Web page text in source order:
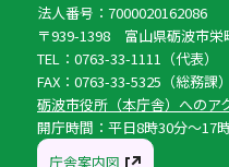
法人番号：7000020162086
〒939-1398 富山県砺波市栄
TEL：0763-33-1111（代表）
FAX：0763-33-5325（総務課）
砺波市役所（本庁舎）へのア
開庁時間：平日8時30分〜17
庁舎案内図